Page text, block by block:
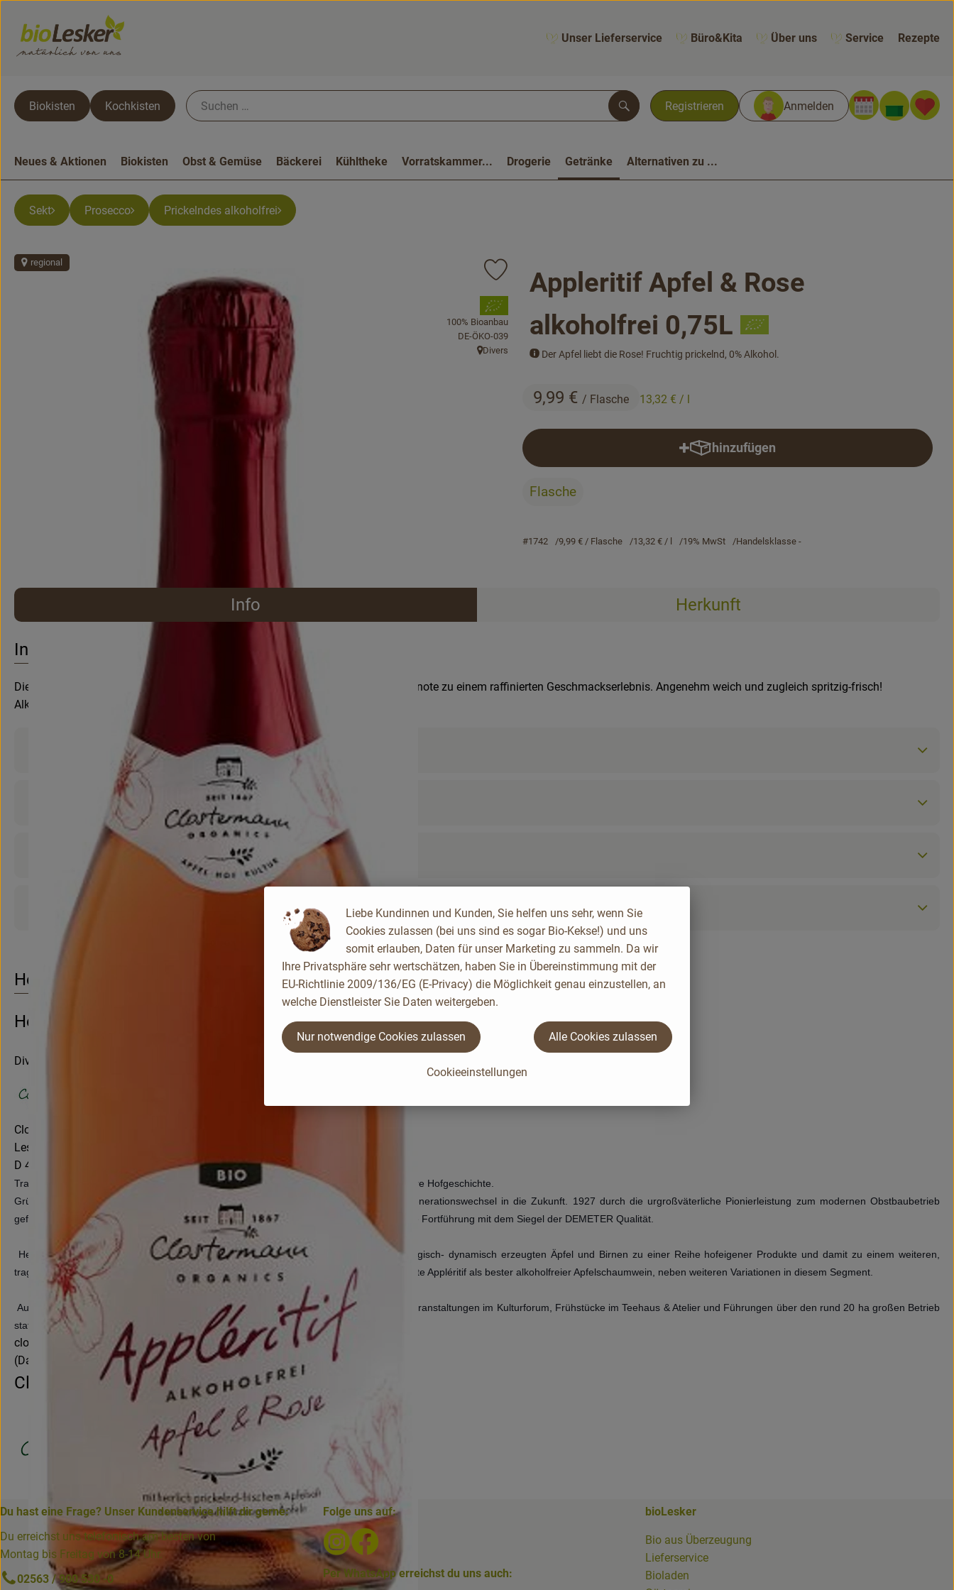
Unser Lieferservice Büro&Kita Über uns Service Rezepte
Registrieren Anmelden
Suchen
Biokisten Kochkisten
Neues & Aktionen Biokisten Obst & Gemüse Bäckerei Kühltheke Vorratskammer... Drogerie Getränke Alternativen zu ...
Sekt Prosecco Prickelndes alkoholfrei
Appleritif Apfel & Rose
alkoholfrei 0,75L
Der Apfel liebt die Rose! Fruchtig prickelnd, 0% Alkohol.
9,99 € / Flasche 13,32 € / l
regional
Produkt zu Favouriten hinzufügen
, Verband:
100% Bioanbau
, Kontrollstelle:
DE-ÖKO-039
, Herkunft:
Divers
hinzufügen
Produkt zum Warenkorb hinzufügen
Flasche
#1742 9,99 € / Flasche 13,32 € / l 19% MwSt Handelsklasse -
Rezepte
Info
Herkunft
Entdecke passende Rezepte
Es wurden keine passenden Rezepte gefunden.
Info
Die feine Fruchtsüße frischer, ausgereifter Äpfel vereint sich mit der zarten Rosennote zu einem raffinierten Geschmackserlebnis. Angenehm weich und zugleich spritzig-frisch!
Alkoholfrei.
Produktinformationen
Nährwert-Info
Produktdatenblatt
Herkunft
Hersteller: Clostermann
Divers
Clostermann Organics GmbH
Leslie Clostermann
D 46487 Wesel
Tradition und gelebte Moderne kennzeichnen seit Generationen unsere Familie und unsere Hofgeschichte.
Gründergeist und Innov
ationsfreude führen den Familienbesitz seit 1867 mit jedem Generationswechsel in die Zukunft. 1927 durch die urgroßväterliche Pionierleistung zum modernen Obstbaubetrieb
geführt, ergriff in Nachfolge die 3. Generation den ökologischen Landbau als konsequente Fortführung mit dem Siegel der DEMETER Qualität.
Heute als vielseitig aufgestellter Betrieb, entwickelt sich die Verarbeitung unserer biologisch- dynamisch erzeugten Äpfel und Birnen zu einer Reihe hofeigener Produkte und damit zu einem weiteren,
tragenden Unternehmenszweig. Spitzenreiter ist der mit dem Pomme D' Or ausgezeichnete Appléritif als bester alkoholfreier Apfelschaumwein, neben weiteren Variationen in diesem Segment.
Auch der Neuhollandshof ist ein wichtiger Bestandteil unserer Philosophie. Hier finden Veranstaltungen im Kulturforum, Frühstücke im Teehaus & Atelier und Führungen über den rund 20 ha großen Betrieb
statt.
clostermann-organics.com
(Daten von Ecoinform)
Clostermann
Du hast eine Frage? Unser Kundenservice hilft dir gerne:
Du erreichst uns telefonisch am besten von
Montag bis Freitag von 8-14 Uhr.
02563 / 900 530 -0
Folge uns auf:
Externer Link zu https://www.instagram.com/biolesker/
Externer Link zu https://www.facebook.com/bioLesker
Per WhatsApp erreichst du uns auch:
bioLesker
Bio aus Überzeugung
Lieferservice
Bioladen
Liebe Kundinnen und Kunden, Sie helfen uns sehr, wenn Sie
Cookies zulassen (bei uns sind es sogar Bio-Kekse!) und uns
somit erlauben, Daten für unser Marketing zu sammeln. Da wir
Ihre Privatsphäre sehr wertschätzen, haben Sie in Übereinstimmung mit der
EU-Richtlinie 2009/136/EG (E-Privacy) die Möglichkeit genau einzustellen, an
welche Dienstleister Sie Daten weitergeben.
Cookieeinstellungen
Nur notwendige Cookies zulassen Alle Cookies zulassen